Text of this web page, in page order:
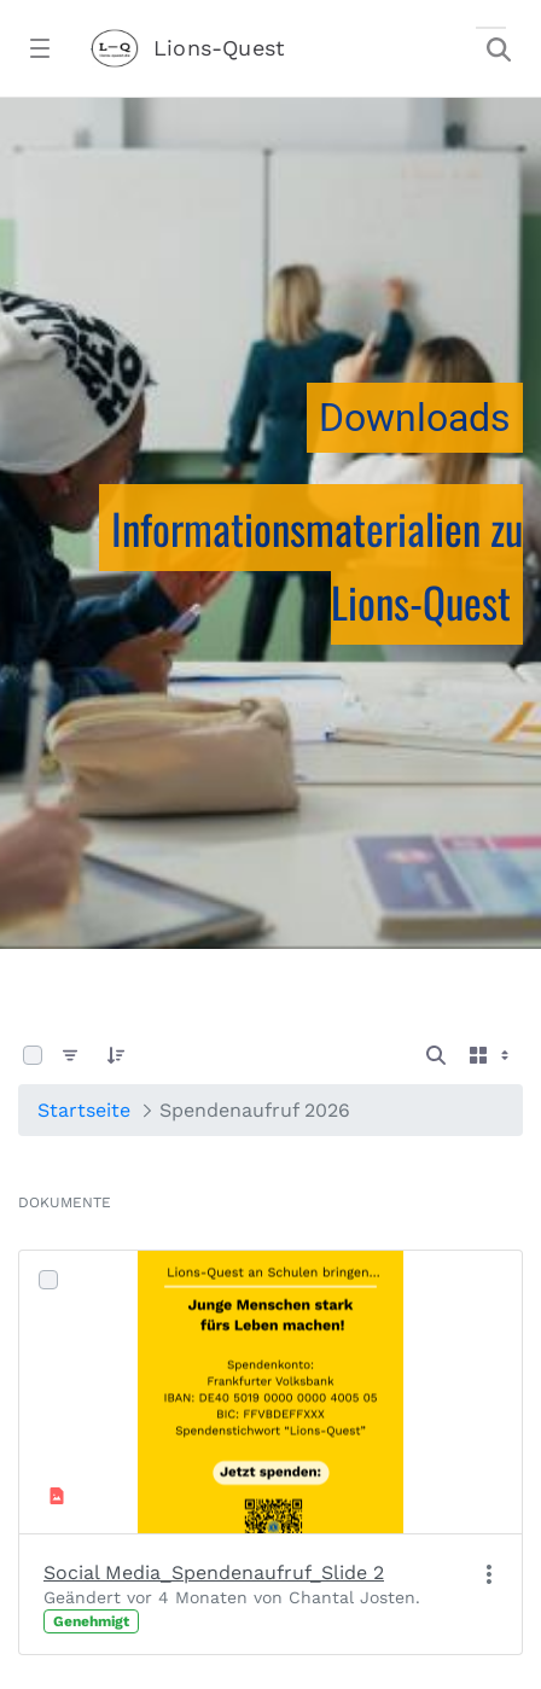
Lions-Quest
Downloads
Informationsmaterialien zu
Lions-Quest
0 von 6 Elemente ausgewählt
Startseite Spendenaufruf 2026
DOKUMENTE
Social Media_Spendenaufruf_Slide 2
Geändert vor 4 Monaten von Chantal Josten.
Genehmigt